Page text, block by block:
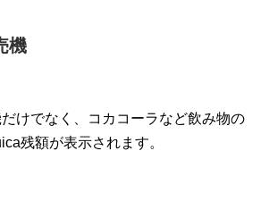
機
けでなく、コカコーラなど飲み物の
残額が表示されます。